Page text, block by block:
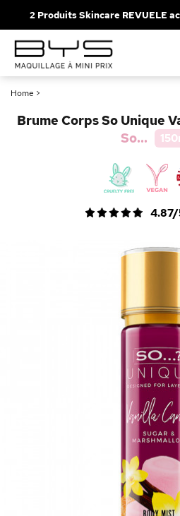
2 Produits Skincare REVUELE
Home >
Brume Corps So Unique
So...
Recherches
Solaire